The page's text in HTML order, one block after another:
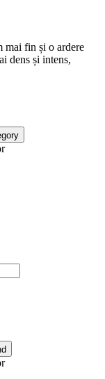
mai fin și o ardere
dens și intens,